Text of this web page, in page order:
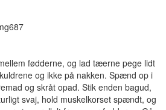
fødderne, og lad tæerne pege lidt
og ikke på nakken. Spænd op i
og skråt opad. Stik enden bagud,
svaj, hold muskelkorset spændt, og